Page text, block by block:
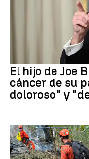
El hijo de Joe
cáncer de su
doloroso" y